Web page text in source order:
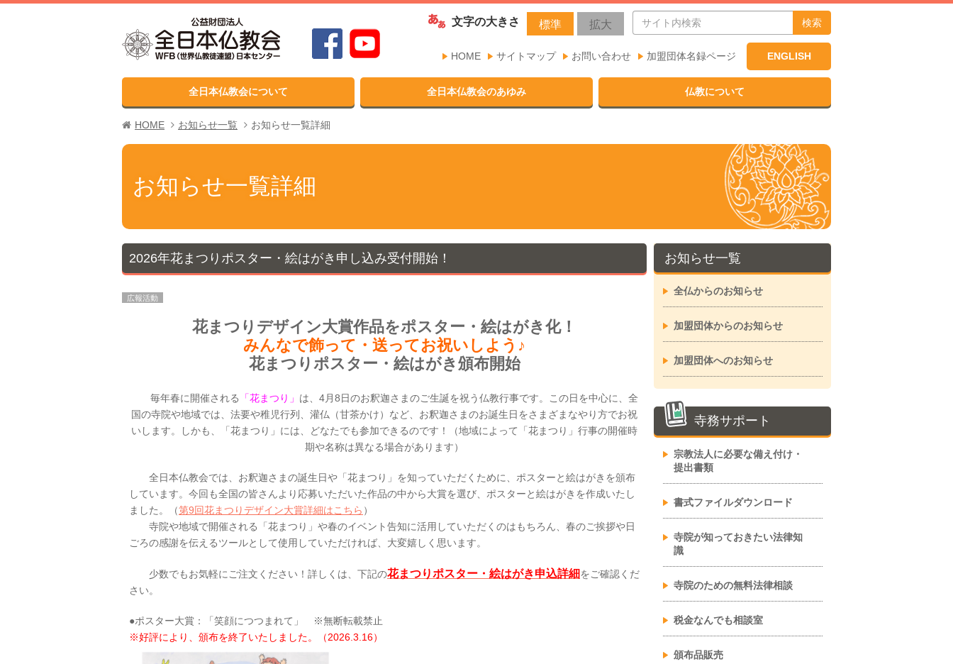
文字の大きさ 標準 拡大 検索
HOME サイトマップ お問い合わせ 加盟団体名録ページ ENGLISH
全日本仏教会について 全日本仏教会のあゆみ 仏教について
HOME お知らせ一覧 お知らせ一覧詳細
お知らせ一覧詳細
2026年花まつりポスター・絵はがき申し込み受付開始！
広報活動
花まつりデザイン大賞作品をポスター・絵はがき化！
みんなで飾って・送ってお祝いしよう♪
花まつりポスター・絵はがき頒布開始
毎年春に開催される 「花まつり」 は、4月8日のお釈迦さまのご生誕を祝う仏教行事です。この日を中心に、全
国の寺院や地域では、法要や稚児行列、灌仏（甘茶かけ）など、お釈迦さまのお誕生日をさまざまなやり方でお祝
いします。しかも、「花まつり」には、どなたでも参加できるのです！（地域によって「花まつり」行事の開催時
期や名称は異なる場合があります）
全日本仏教会では、お釈迦さまの誕生日や「花まつり」を知っていただくために、ポスターと絵はがきを頒布
しています。今回も全国の皆さんより応募いただいた作品の中から大賞を選び、ポスターと絵はがきを作成いたし
ました。（第9回花まつりデザイン大賞詳細はこちら ）
寺院や地域で開催される「花まつり」や春のイベント告知に活用していただくのはもちろん、春のご挨拶や日
ごろの感謝を伝えるツールとして使用していただければ、大変嬉しく思います。
少数でもお気軽にご注文ください！詳しくは、下記の花まつりポスター・絵はがき申込詳細をご確認くだ
さい。
●ポスター大賞：「 笑顔につつまれて 」 ※無断転載禁止
※好評により、頒布を終了いたしました。（2026.3.16）
お知らせ一覧
全仏からのお知らせ
加盟団体からのお知らせ
加盟団体へのお知らせ
寺務サポート
宗教法人に必要な備え付け・
提出書類
書式ファイルダウンロード
寺院が知っておきたい法律知
識
寺院のための無料法律相談
税金なんでも相談室
頒布品販売